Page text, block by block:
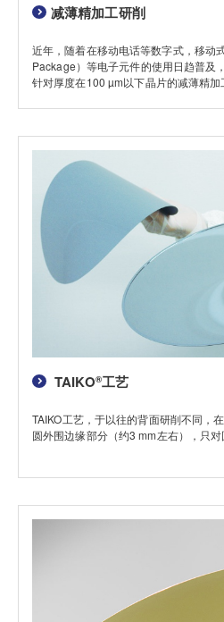
减薄精加工研削
近年，随着在移动电话等数字式，移动
Package）等电子元件的使用日趋普及
针对厚度在100 µm以下晶片的减薄精
同的组合，能够向客户提供最符合要求
TAIKO®工艺
TAIKO工艺，于以往的背面研削不同，
圆外围边缘部分（约3 mm左右），只对